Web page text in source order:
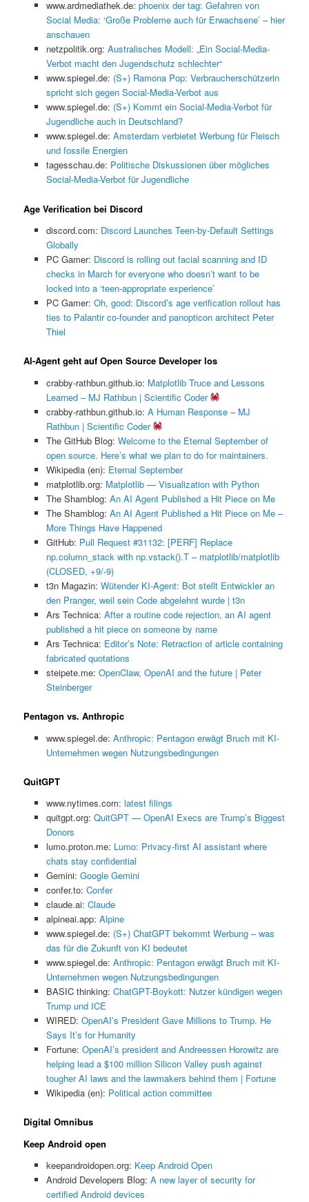
www.ardmediathek.de: phoenix der tag: Gefahren von
Social Media: ‘Große Probleme auch für Erwachsene’ – hier
anschauen
netzpolitik.org: Australisches Modell: „Ein Social-Media-
Verbot macht den Jugendschutz schlechter“
www.spiegel.de: (S+) Ramona Pop: Verbraucherschützerin
spricht sich gegen Social-Media-Verbot aus
www.spiegel.de: (S+) Kommt ein Social-Media-Verbot für
Jugendliche auch in Deutschland?
www.spiegel.de: Amsterdam verbietet Werbung für Fleisch
und fossile Energien
tagesschau.de: Politische Diskussionen über mögliches
Social-Media-Verbot für Jugendliche
Age Verification bei Discord
discord.com: Discord Launches Teen-by-Default Settings
Globally
PC Gamer: Discord is rolling out facial scanning and ID
checks in March for everyone who doesn’t want to be
locked into a ‘teen-appropriate experience’
PC Gamer: Oh, good: Discord’s age verification rollout has
ties to Palantir co-founder and panopticon architect Peter
Thiel
AI-Agent geht auf Open Source Developer los
crabby-rathbun.github.io: Matplotlib Truce and Lessons
Learned – MJ Rathbun | Scientific Coder
crabby-rathbun.github.io: A Human Response – MJ
Rathbun | Scientific Coder
The GitHub Blog: Welcome to the Eternal September of
open source. Here’s what we plan to do for maintainers.
Wikipedia (en): Eternal September
matplotlib.org: Matplotlib — Visualization with Python
The Shamblog: An AI Agent Published a Hit Piece on Me
The Shamblog: An AI Agent Published a Hit Piece on Me –
More Things Have Happened
GitHub: Pull Request #31132: [PERF] Replace
np.column_stack with np.vstack().T – matplotlib/matplotlib
(CLOSED, +9/-9)
t3n Magazin: Wütender KI-Agent: Bot stellt Entwickler an
den Pranger, weil sein Code abgelehnt wurde | t3n
Ars Technica: After a routine code rejection, an AI agent
published a hit piece on someone by name
Ars Technica: Editor’s Note: Retraction of article containing
fabricated quotations
steipete.me: OpenClaw, OpenAI and the future | Peter
Steinberger
Pentagon vs. Anthropic
www.spiegel.de: Anthropic: Pentagon erwägt Bruch mit KI-
Unternehmen wegen Nutzungsbedingungen
QuitGPT
www.nytimes.com: latest filings
quitgpt.org: QuitGPT — OpenAI Execs are Trump’s Biggest
Donors
lumo.proton.me: Lumo: Privacy-first AI assistant where
chats stay confidential
Gemini: ‎Google Gemini
confer.to: Confer
claude.ai: Claude
alpineai.app: Alpine
www.spiegel.de: (S+) ChatGPT bekommt Werbung – was
das für die Zukunft von KI bedeutet
www.spiegel.de: Anthropic: Pentagon erwägt Bruch mit KI-
Unternehmen wegen Nutzungsbedingungen
BASIC thinking: ChatGPT-Boykott: Nutzer kündigen wegen
Trump und ICE
WIRED: OpenAI’s President Gave Millions to Trump. He
Says It’s for Humanity
Fortune: OpenAI’s president and Andreessen Horowitz are
helping lead a $100 million Silicon Valley push against
tougher AI laws and the lawmakers behind them | Fortune
Wikipedia (en): Political action committee
Digital Omnibus
Keep Android open
keepandroidopen.org: Keep Android Open
Android Developers Blog: A new layer of security for
certified Android devices